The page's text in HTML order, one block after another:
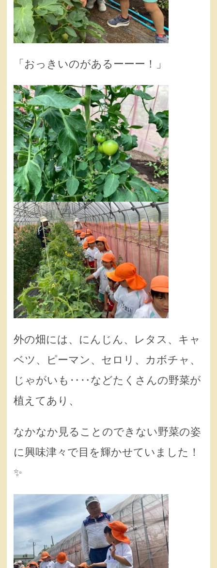
「おっきいのがあるーーー！」
外の畑には、にんじん、レタス、キャ
ベツ、ピーマン、セロリ、カボチャ、
じゃがいも‥‥などたくさんの野菜が
植えてあり、
なかなか見ることのできない野菜の姿
に興味津々で目を輝かせていました！
✨